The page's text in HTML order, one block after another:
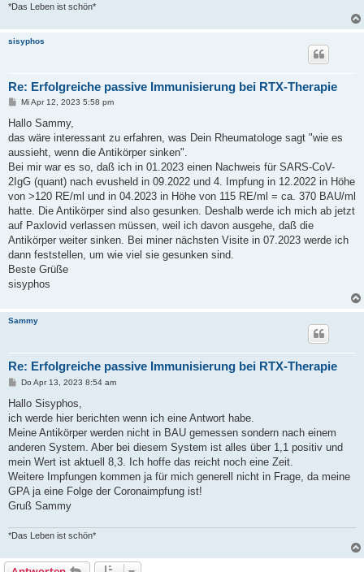
*Das Leben ist schön*
sisyphos
Re: Erfolgreiche passive Immunisierung bei RTX-Therapie
B
i
r
a
Mi Apr 12, 2023 5:58 pm
Hallo Sammy,
das wäre interessant zu erfahren, was Dein Rheumatologe sagt "wie es
aussieht, wenn die Antikörper sinken".
Bei mir war es so, daß ich in 01.2023 einen Nachweis für SARS-CoV-
2IgG (quant) nach evusheld in 09.2022 und 4. Impfung in 12.2022 in Höhe
von >120 RE/ml und in 04.2023 in Höhe von 115 RE/ml = ca. 370 BAU/ml
hatte. Die Antikörper sind also gesunken. Deshalb werde ich mich ab jetzt
auf Paxlovid verlassen müssen, weil ich davon ausgehe, daß die
Antikörper weiter sinken. Bei miner nächsten Visite in 07.2023 werde ich
dann feststellen, um wie viel sie gesunken sind.
Beste Grüße
sisyphos
Sammy
Re: Erfolgreiche passive Immunisierung bei RTX-Therapie
B
i
r
a
Do Apr 13, 2023 8:54 am
Hallo Sisyphos,
ich werde hier berichten wenn ich eine Antwort habe.
Meine Antikörper werden nicht in BAU gemessen sondern nach einem
anderen System. Aber bei diesem System ist alles über 1,1 positiv und
mein Wert ist aktuell 8,3. Ich hoffe das reicht noch eine Zeit.
Weitere Impfungen kommen ja für mich generell nicht in Frage, da meine
GPA ja eine Folge der Coronaimpfung ist!
Gruß Sammy
*Das Leben ist schön*